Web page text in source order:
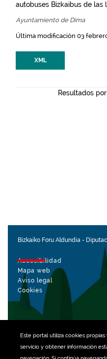
Este portal utiliza cookiespropias
servicio y obtener información
autobuses Bizkaibus de las
Ayuntamiento de Dima
Última modificación 03
XML
Resultados
Bizkaiko Foru Aldundia -
Accesibilidad
Mapa web
Aviso legal
Cookies